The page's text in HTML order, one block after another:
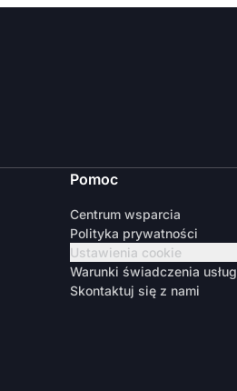
Pomoc
Centrum wsparcia
Polityka prywatności
Ustawienia cookie
Warunki świadczenia usług
Skontaktuj się z nami